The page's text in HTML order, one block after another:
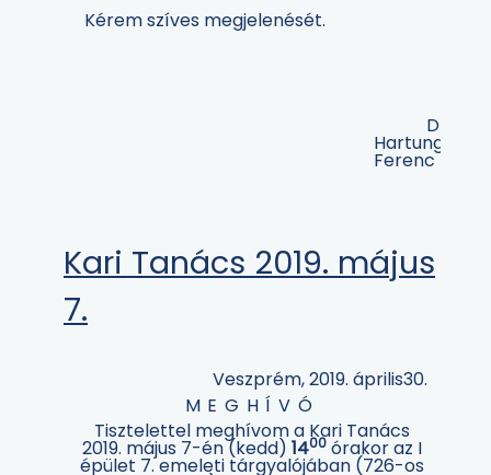
Kérem szíves megjelenését.
Dr.
Hartung
Ferenc
Kari Tanács 2019. május
7.
Veszprém, 2019. április30.
MEGHÍVÓ
Tisztelettel meghívom a Kari Tanács
2019. május 7-én (kedd) 1400 órakor az I
épület 7. emeleti tárgyalójában (726-os